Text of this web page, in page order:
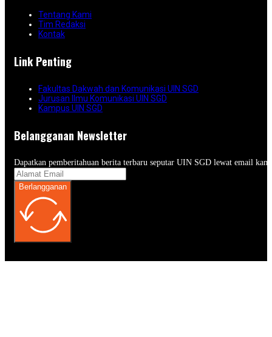
Tentang Kami
Tim Redaksi
Kontak
Link Penting
Fakultas Dakwah dan Komunikasi UIN SGD
Jurusan Ilmu Komunikasi UIN SGD
Kampus UIN SGD
Belangganan Newsletter
Dapatkan pemberitahuan berita terbaru seputar UIN SGD lewat email
Berlangganan